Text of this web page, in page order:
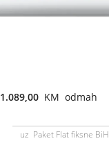
1.089,00 KM odmah
uz Paket Flat fiksne BiH